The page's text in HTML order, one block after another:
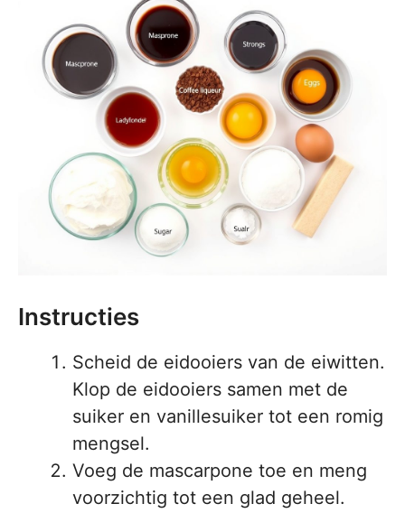
Instructies
Scheid de eidooiers van de eiwitten.
Klop de eidooiers samen met de
suiker en vanillesuiker tot een romig
mengsel.
Voeg de mascarpone toe en meng
voorzichtig tot een glad geheel.